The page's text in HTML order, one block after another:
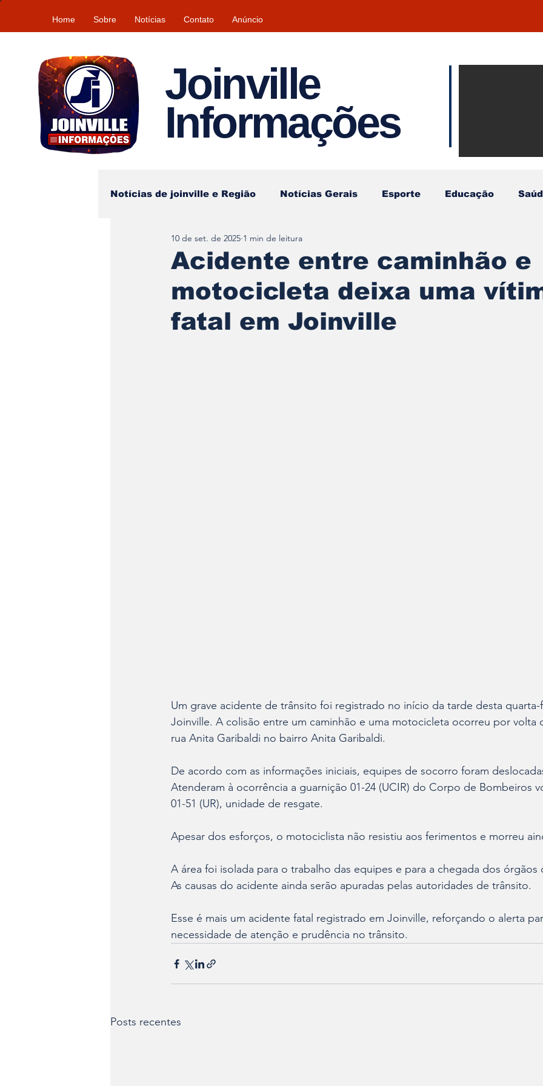
Home Sobre Notícias Contato Anúncio
Joinville
Informações
Notícias de joinville e Região Notícias Gerais Esporte Educação
Tempo\clima
Acidente entre caminhão e
motocicleta deixa uma
fatal em Joinville
10 de set. de 2025 1 min de leitura
Um grave acidente de trânsito foi registrado no início da tarde desta
Joinville. A colisão entre um caminhão e uma motocicleta ocorreu por volta
rua Anita Garibaldi no bairro Anita Garibaldi.
De acordo com as informações iniciais, equipes de socorro foram
Atenderam à ocorrência a guarnição 01-24 (UCIR) do Corpo de Bombeiros
01-51 (UR), unidade de resgate.
Apesar dos esforços, o motociclista não resistiu aos ferimentos e morreu
A área foi isolada para o trabalho das equipes e para a chegada dos
As causas do acidente ainda serão apuradas pelas autoridades de trânsito.
Esse é mais um acidente fatal registrado em Joinville, reforçando o alerta
necessidade de atenção e prudência no trânsito.
Posts recentes